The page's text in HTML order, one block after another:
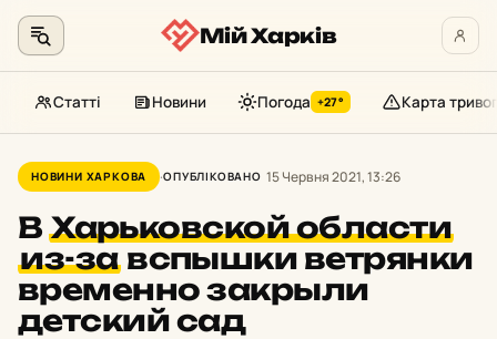
до
контенту
Мій Харків
Статті Новини Погода +27° Карта тривог
НОВИНИ ХАРКОВА ОПУБЛІКОВАНО 15 Червня 2021, 13:26
В Харьковской области
из-завспышки ветрянки
временно закрыли
детский сад